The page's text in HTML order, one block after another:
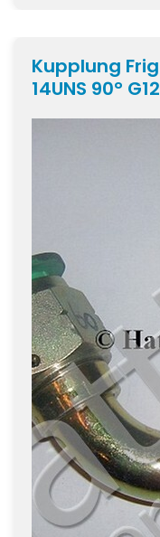
Kupplung
14UNS 90° G12